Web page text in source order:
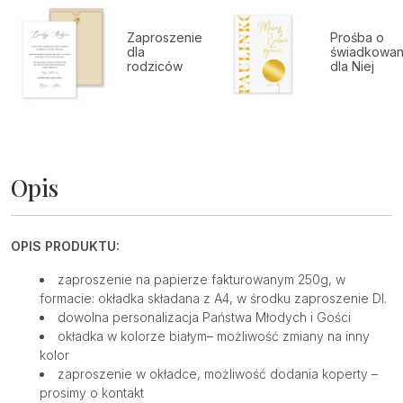
Zaproszenie
dla
rodziców
Prośba o
dla Niej
Opis
OPIS PRODUKTU:
zaproszenie na papierze fakturowanym 250g, w
formacie: okładka składana z A4, w środku zaproszenie Dl.
dowolna personalizacja Państwa Młodych i Gości
okładka w kolorze białym– możliwość zmiany na inny
kolor
zaproszenie w okładce, możliwość dodania koperty –
prosimy o kontakt